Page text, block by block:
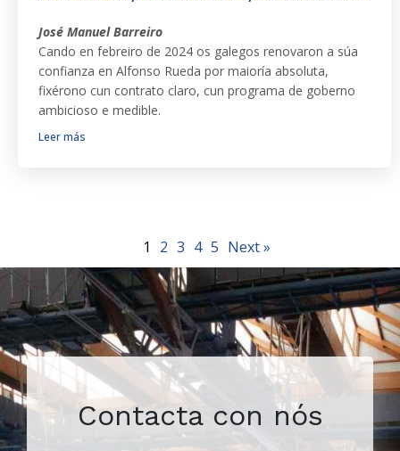
José Manuel Barreiro
Cando en febreiro de 2024 os galegos renovaron a súa
confianza en Alfonso Rueda por maioría absoluta,
fixérono cun contrato claro, cun programa de goberno
ambicioso e medible.
Leer más
1 2 3 4 5 Next »
Contacta con nós